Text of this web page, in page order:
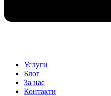
Услуги
Блог
За нас
Контакти